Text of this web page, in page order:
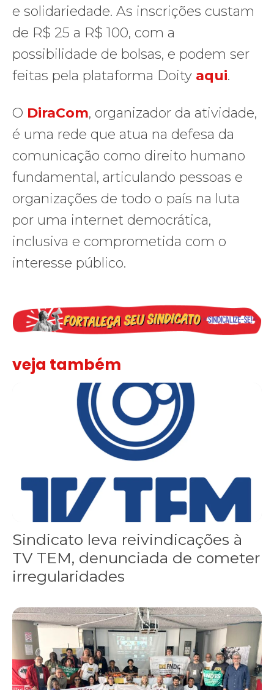
e solidariedade. As inscrições custam
de R$ 25 a R$ 100, com a
possibilidade de bolsas, e podem ser
feitas pela plataforma Doity aqui.
O DiraCom, organizador da atividade,
é uma rede que atua na defesa da
comunicação como direito humano
fundamental, articulando pessoas e
organizações de todo o país na luta
por uma internet democrática,
inclusiva e comprometida com o
interesse público.
veja também
Sindicato leva reivindicações à TV TEM, denunciada de cometer
Sindicato leva reivindicações à
TV TEM, denunciada de cometer
irregularidades
FNDC aprova plataforma de 20 pontos para as eleições 2026